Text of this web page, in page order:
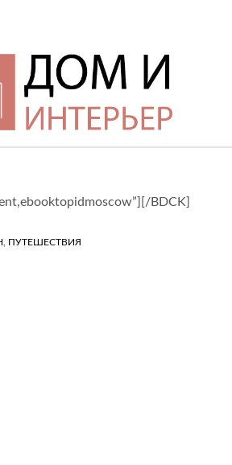
BDCK]
, ПУТЕШЕСТВИЯ